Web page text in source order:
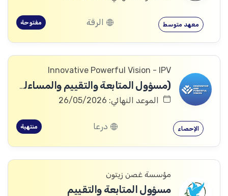
معهد متوسط الرقة مفتوحة
Innovative Powerful Vision - IPV
(مسؤول المتابعة والتقييم والمساءلة والتعلم
الموعد النهائي: 26/05/2026
الإحصاء درعا منتهية
مؤسسة غصن زيتون
مسؤول المتابعة والتقييم